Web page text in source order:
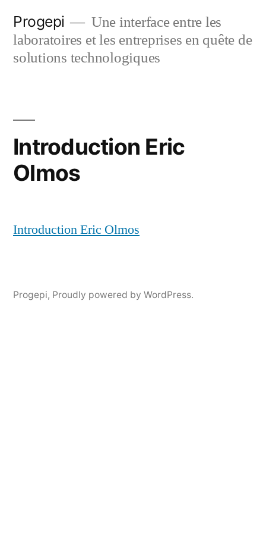
content
Progepi
Une interface entre les
laboratoires et les entreprises en quête de
solutions technologiques
Introduction Eric
Olmos
Introduction Eric Olmos
Progepi, Proudly powered by WordPress.